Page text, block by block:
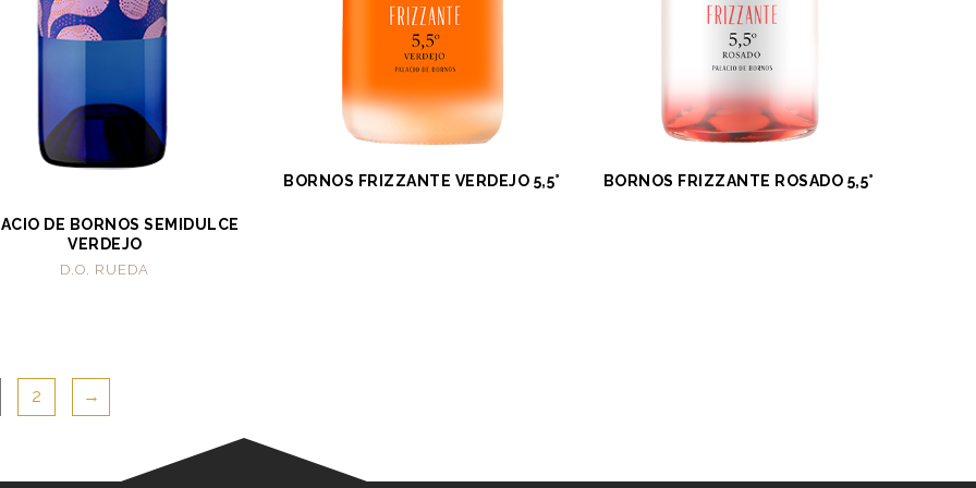
DE BORNOS SEMIDULCE
VERDEJO
D.O. RUEDA
BORNOS FRIZZANTE VERDEJO 5,5° BORNOS FRIZZANTE ROSADO 5,5°
2 →